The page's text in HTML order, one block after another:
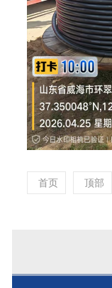
首页 顶部